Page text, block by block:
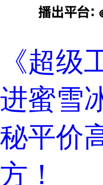
《超级
进蜜雪
秘平价
方！